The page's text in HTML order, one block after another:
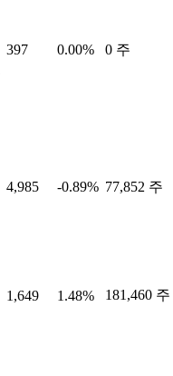
397 0.00% 0 주
4,985 -0.89% 77,852 주
1,649 1.48% 181,460 주